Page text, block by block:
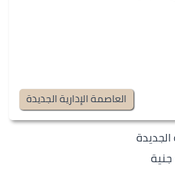
العاصمة الإدارية الجديدة